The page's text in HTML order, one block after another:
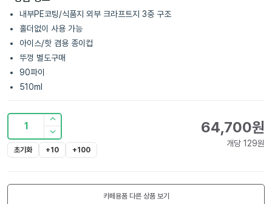
내부PE코팅/식품지 외부 크라프트지 3중 구조
홀더없이 사용 가능
아이스/핫 겸용 종이컵
뚜껑 별도구매
90파이
510ml
1
초기화 +10 +100
64,700원
개당 129원
카페용품다른 상품 보기